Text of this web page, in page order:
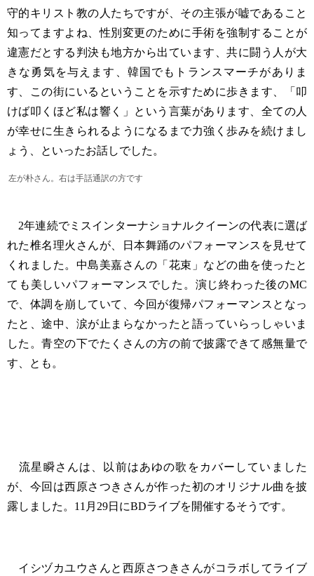
守的キリスト教の人たちですが、その主張が嘘であること
知ってますよね、性別変更のために手術を強制することが
違憲だとする判決も地方から出ています、共に闘う人が大
きな勇気を与えます、韓国でもトランスマーチがありま
す、この街にいるということを示すために歩きます、「叩
けば叩くほど私は響く」という言葉があります、全ての人
が幸せに生きられるようになるまで力強く歩みを続けまし
ょう、といったお話しでした。
左が朴さん。右は手話通訳の方です
2年連続でミスインターナショナルクイーンの代表に選ば
れた椎名理火さんが、日本舞踊のパフォーマンスを見せて
くれました。中島美嘉さんの「花束」などの曲を使ったと
ても美しいパフォーマンスでした。演じ終わった後のMC
で、体調を崩していて、今回が復帰パフォーマンスとなっ
たと、途中、涙が止まらなかったと語っていらっしゃいま
した。青空の下でたくさんの方の前で披露できて感無量で
す、とも。
流星瞬さんは、以前はあゆの歌をカバーしていました
が、今回は西原さつきさんが作った初のオリジナル曲を披
露しました。11月29日にBDライブを開催するそうです。
イシヅカユウさんと西原さつきさんがコラボしてライブ